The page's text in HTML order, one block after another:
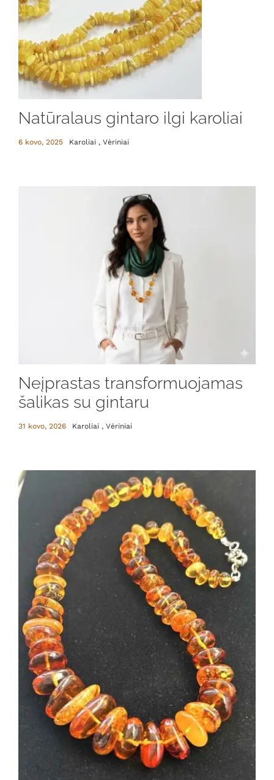
Natūralaus gintaro ilgi karoliai
6 kovo, 2025 Karoliai , Vėriniai
Neįprastas transformuojamas
šalikas su gintaru
31 kovo, 2026 Karoliai , Vėriniai